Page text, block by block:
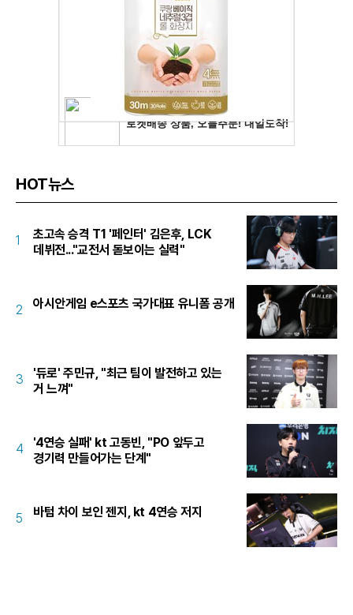
HOT뉴스
1
초고속 승격 T1 '페인터' 김은후, LCK
데뷔전..."교전서 돋보이는 실력"
2 아시안게임 e스포츠 국가대표 유니폼 공개
3
'듀로' 주민규, "최근 팀이 발전하고 있는
거 느껴"
4
'4연승 실패' kt 고동빈, "PO 앞두고
경기력 만들어가는 단계"
5 바텀 차이 보인 젠지, kt 4연승 저지